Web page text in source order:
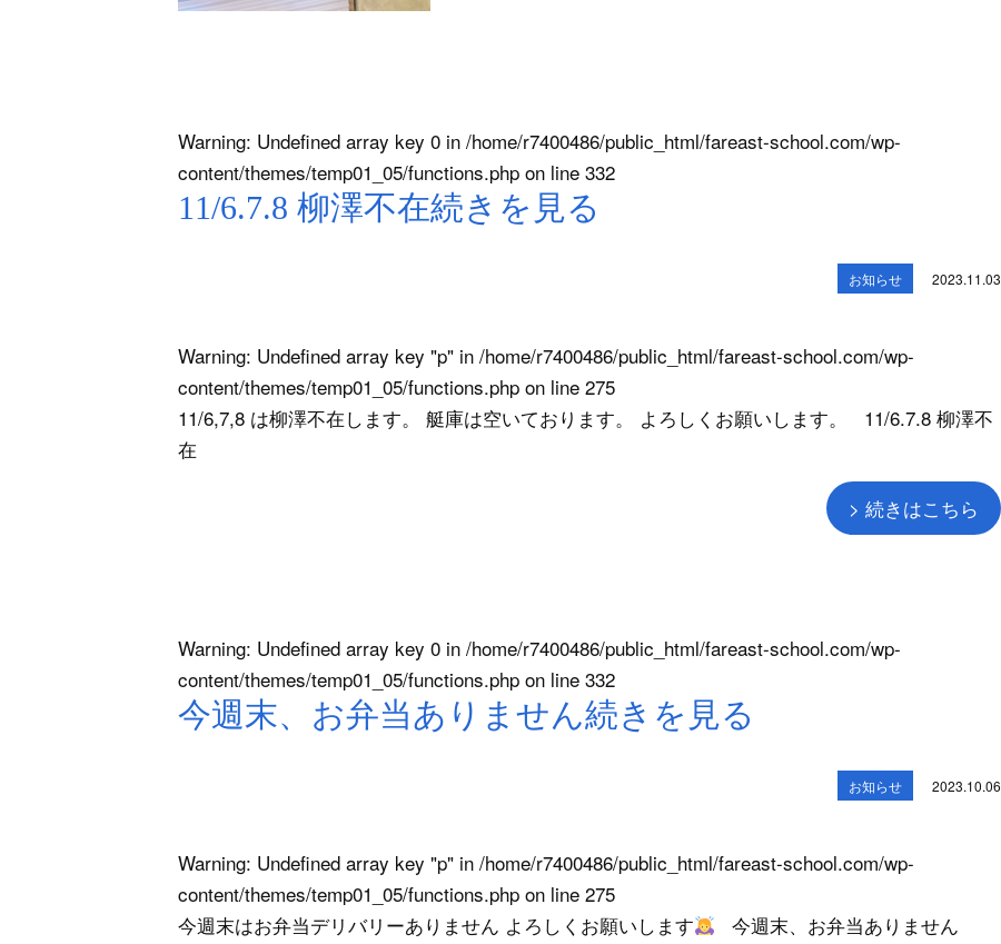
Warning: Undefined array key 0 in /home/r7400486/public_html/fareast-school.com/wp-
content/themes/temp01_05/functions.php on line 332
11/6.7.8 柳澤不在続きを見る
お知らせ 2023.11.03
Warning: Undefined array key "p" in /home/r7400486/public_html/fareast-school.com/wp-
content/themes/temp01_05/functions.php on line 275
11/6,7,8 は柳澤不在します。 艇庫は空いております。 よろしくお願いします。 11/6.7.8 柳澤不
在
> 続きはこちら
Warning: Undefined array key 0 in /home/r7400486/public_html/fareast-school.com/wp-
content/themes/temp01_05/functions.php on line 332
今週末、お弁当ありません続きを見る
お知らせ 2023.10.06
Warning: Undefined array key "p" in /home/r7400486/public_html/fareast-school.com/wp-
content/themes/temp01_05/functions.php on line 275
今週末はお弁当デリバリーありません よろしくお願いします
今週末、お弁当ありません